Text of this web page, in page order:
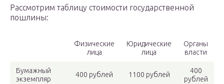
Рассмотрим таблицу стоимости государственной
пошлины:
Физические
лица
Юридические
лица
Органы
власти
Бумажный
экземпляр
400 рублей 1100 рублей
400
рублей